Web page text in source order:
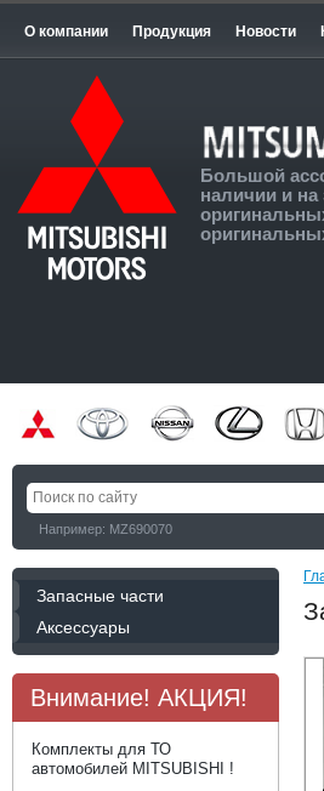
О компании Продукция Новости
Большой
наличии и на
Например: MZ690070
Запасные части
Аксессуары
Внимание! АКЦИЯ!
Комплекты для ТО
автомобилей MITSUBISHI !